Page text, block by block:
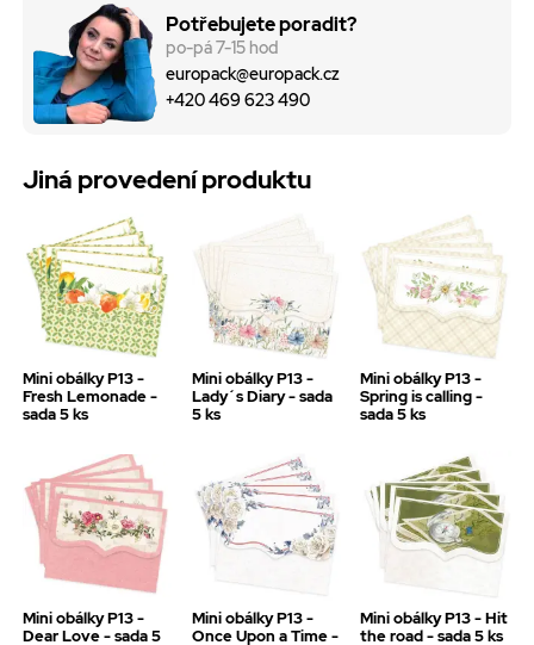
Potřebujete poradit?
po-pá 7-15 hod
europack@europack.cz
+420 469 623 490
Jiná provedení produktu
Mini obálky P13 -
Fresh Lemonade -
sada 5 ks
Mini obálky P13 -
Lady´s Diary - sada
5 ks
Mini obálky P13 -
Spring is calling -
sada 5 ks
Mini obálky P13 -
Dear Love - sada 5
Mini obálky P13 -
Once Upon a Time -
Mini obálky P13 - Hit
the road - sada 5 ks